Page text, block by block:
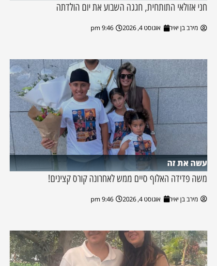
חני אזולאי התותחית, חגגה השבוע את יום הולדתה
מירב בן יאיר אוגוסט 4, 2026 9:46 pm
עשה את זה
משה פדידה האלוף סיים ממש לאחרונה קורס קצינים!
מירב בן יאיר אוגוסט 4, 2026 9:46 pm